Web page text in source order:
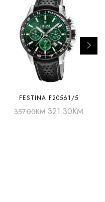
FESTINA F20561/5
357.00KM 321.30KM